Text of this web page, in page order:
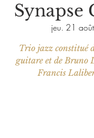
Synapse
jeu. 21 août
Trio jazz constitué
guitare et de Bruno
Francis